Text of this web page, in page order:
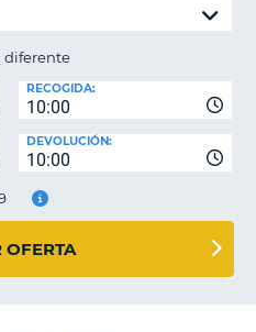
diferente
10:00
RECOGIDA:
10:00
DEVOLUCIÓN:
OFERTA